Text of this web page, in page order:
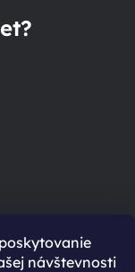
návštevnosti